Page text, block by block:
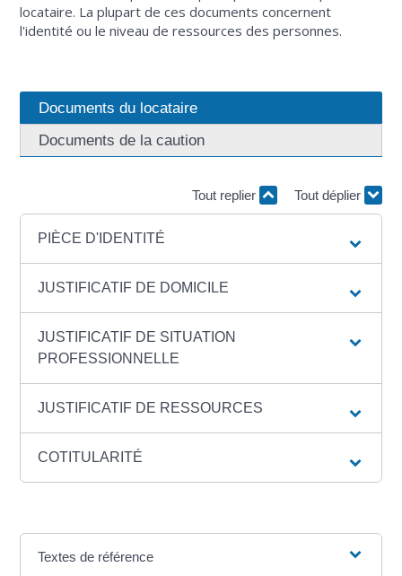
locataire. La plupart de ces documents concernent
l'identité ou le niveau de ressources des personnes.
Documents du locataire
Documents de la caution
Tout replier Tout déplier
PIÈCE D'IDENTITÉ
JUSTIFICATIF DE DOMICILE
JUSTIFICATIF DE SITUATION
PROFESSIONNELLE
JUSTIFICATIF DE RESSOURCES
COTITULARITÉ
Textes de référence